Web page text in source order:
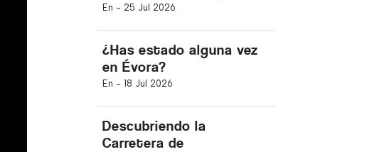
En - 25 Jul 2026
¿Has estado alguna vez
en Évora?
En - 18 Jul 2026
Descubriendo la
Carretera de